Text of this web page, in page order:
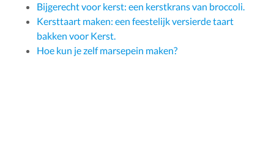
Bijgerecht voor kerst: een kerstkrans van broccoli.
Kersttaart maken: een feestelijk versierde taart
bakken voor Kerst.
Hoe kun je zelf marsepein maken?